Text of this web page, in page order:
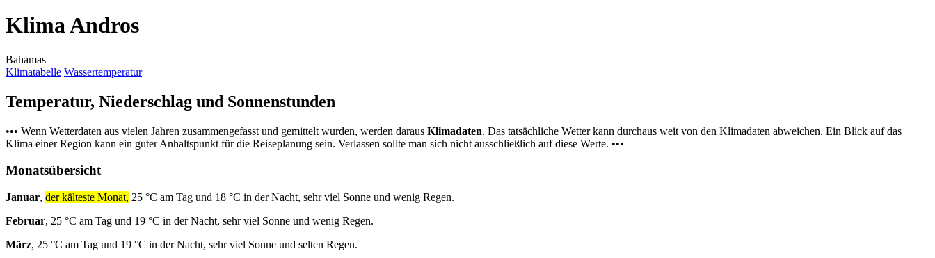
Klima Andros
Bahamas
Klimatabelle Wassertemperatur
Temperatur, Niederschlag und Sonnenstunden
••• Wenn Wetterdaten aus vielen Jahren zusammengefasst und gemittelt wurden, werden daraus Klimadaten. Das tatsächliche Wetter kann durchaus weit von den Klimadaten abweichen. Ein Blick auf das
Klima einer Region kann ein guter Anhaltspunkt für die Reiseplanung sein. Verlassen sollte man sich nicht ausschließlich auf diese Werte. •••
Monatsübersicht
Januar, der kälteste Monat, 25 °C am Tag und 18 °C in der Nacht, sehr viel Sonne und wenig Regen.
Februar, 25 °C am Tag und 19 °C in der Nacht, sehr viel Sonne und wenig Regen.
März, 25 °C am Tag und 19 °C in der Nacht, sehr viel Sonne und selten Regen.